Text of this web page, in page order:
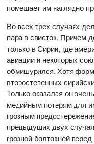
помешает им наглядно
Во всех трех случаях
пара в свисток. Причем
только в Сирии, где
авиации и некоторых
обмишурился. Хотя
второстепенных
Только оказался он
медийным потерям для
грозным
предыдущих двух
грозной болтовней